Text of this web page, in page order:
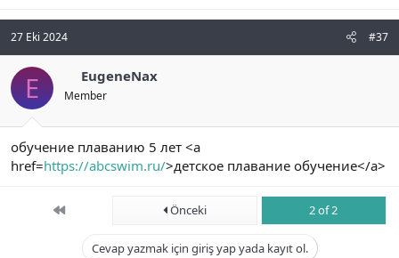
27 Eki 2024 #37
E EugeneNax
Member
обучение плаванию 5 лет <a
href=https://abcswim.ru/>детское плавание обучение</a>
First Önceki 2 of 2
Cevap yazmak için giriş yap yada kayıt ol.